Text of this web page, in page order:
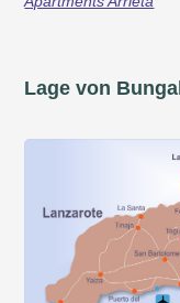
Lage von